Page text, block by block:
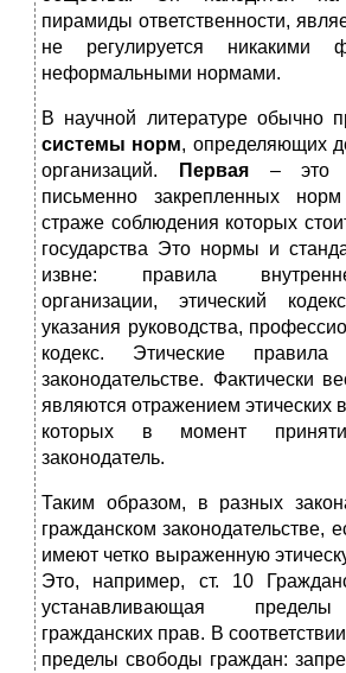
пирамиды ответственности,
не регулируется никакими
неформальными нормами.
В научной литературе обычно
системы норм, определяющих
организаций.
Первая– это
письменно закрепленных
страже соблюдения которых
государства Это нормы и
извне: правила
организации, этический
указания руководства,
кодекс. Этические
законодательстве. Фактически
являются отражением этических
которых в момент
законодатель.
Таким образом, в разных
гражданском законодательстве,
имеют четко выраженную
Это, например, ст. 10
устанавливающая
гражданских прав. В
пределы свободы граждан: